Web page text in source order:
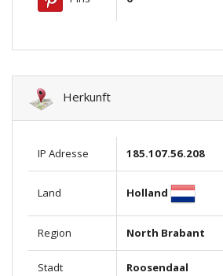
Herkunft
IP Adresse 185.107.56.208
Land Holland
Region North Brabant
Stadt Roosendaal